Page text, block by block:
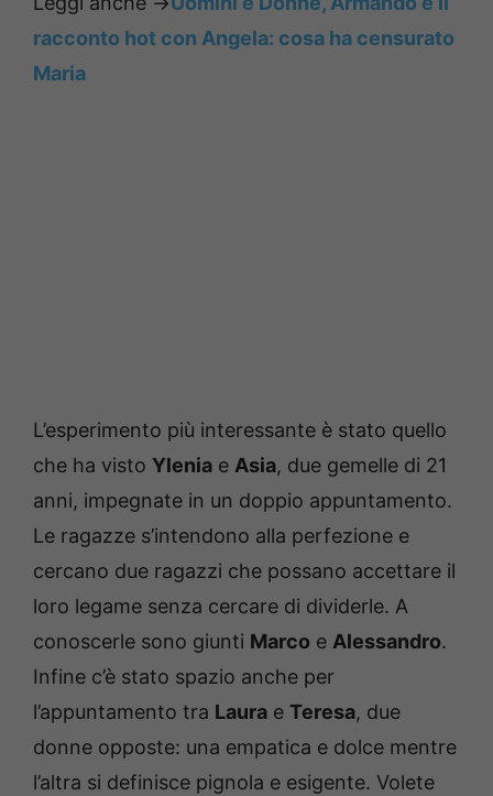
racconto hot con Angela: cosa ha censurato
Maria
L’esperimento più interessante è stato quello
che ha visto Ylenia e Asia, due gemelle di 21
anni, impegnate in un doppio appuntamento.
Le ragazze s’intendono alla perfezione e
cercano due ragazzi che possano accettare il
loro legame senza cercare di dividerle. A
conoscerle sono giunti Marco e Alessandro.
Infine c’è stato spazio anche per
l’appuntamento tra Laura e Teresa, due
donne opposte: una empatica e dolce mentre
l’altra si definisce pignola e esigente. Volete